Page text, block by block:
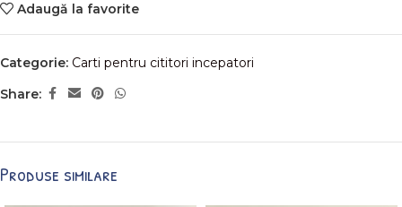
Adaugă la favorite
Categorie: Carti pentru cititori incepatori
Share:
Produse similare